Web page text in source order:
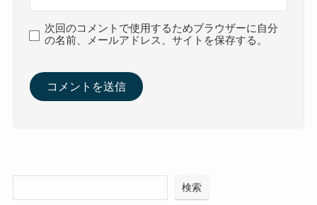
次回のコメントで使用するためブラウザーに自分
の名前、メールアドレス、サイトを保存する。
検索